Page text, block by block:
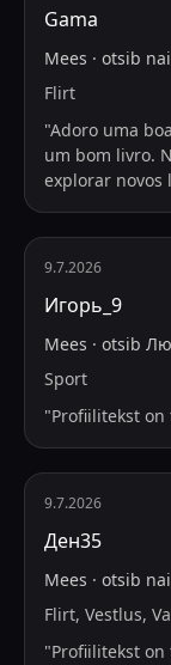
Gama
Mees · otsib
Flirt
"Adoro uma
um bom livro.
explorar novos
9.7.2026
Игорь_9
Mees · otsib
Sport
"Profiilitekst on
9.7.2026
Ден35
Mees · otsib
Flirt, Vestlus,
"Profiilitekst on